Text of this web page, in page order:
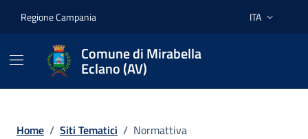
Regione Campania Lingua attiva:
ITA
Comune di Mirabella
Eclano (AV)
Home / Siti Tematici / Normattiva